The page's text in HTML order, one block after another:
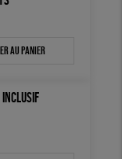
au panier